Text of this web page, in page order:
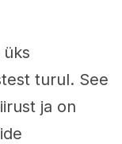
turul. See
ja on